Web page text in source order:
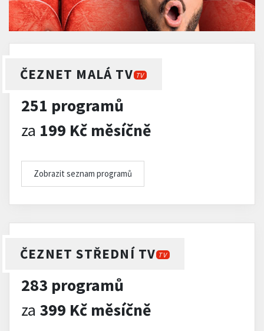
ČEZNET MALÁ TV TV
251 programů
za 199 Kč měsíčně
Zobrazit seznam programů
ČEZNET STŘEDNÍ TV TV
283 programů
za 399 Kč měsíčně